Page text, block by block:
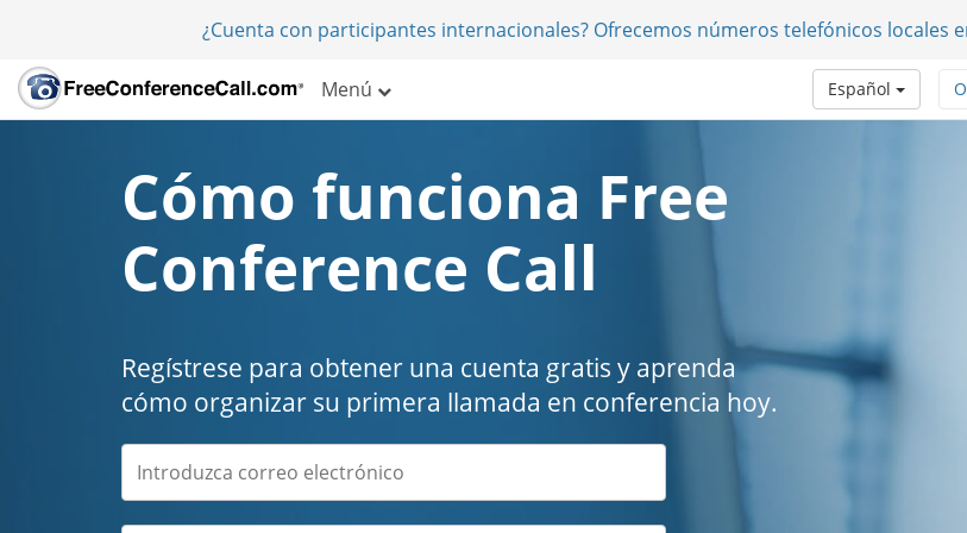
¿Cuenta con participantes internacionales? Ofrecemos números telefónicos locales
Menú Español
Cómo funciona Free
Conference Call
Regístrese para obtener una cuenta gratis y aprenda
cómo organizar su primera llamada en conferencia hoy.